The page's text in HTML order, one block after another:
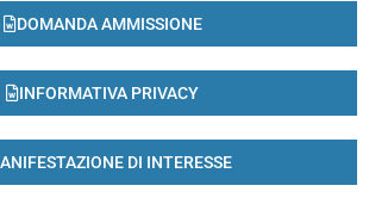
DOMANDA AMMISSIONE
INFORMATIVA PRIVACY
DI INTERESSE